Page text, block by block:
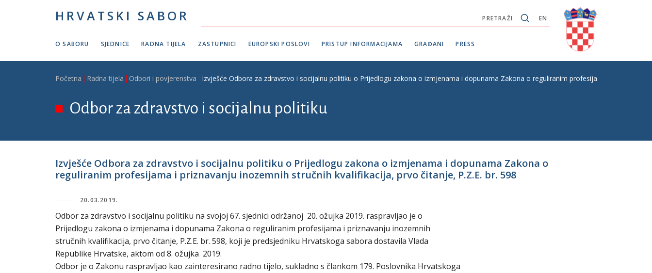
HRVATSKI SABOR EN
PRETRAŽI
O SABORU SJEDNICE RADNA TIJELA ZASTUPNICI EUROPSKI POSLOVI PRISTUP INFORMACIJAMA GRAĐANI PRESS
Breadcrumb
Početna Radna tijela Odbori i povjerenstva Izvješće Odbora za zdravstvo i socijalnu politiku o Prijedlogu zakona o izmjenama i dopunama Zakona o reguliranim profesijama i priznavanju
Odbor za zdravstvo i socijalnu politiku
Izvješće Odbora za zdravstvo i socijalnu politiku o Prijedlogu zakona o izmjenama i dopunama Zakona o
reguliranim profesijama i priznavanju inozemnih stručnih kvalifikacija, prvo čitanje, P.Z.E. br. 598
20.03.2019.
Odbor za zdravstvo i socijalnu politiku na svojoj 67. sjednici održanoj 20. ožujka 2019. raspravljao je o
Prijedlogu zakona o izmjenama i dopunama Zakona o reguliranim profesijama i priznavanju inozemnih
stručnih kvalifikacija, prvo čitanje, P.Z.E. br. 598, koji je predsjedniku Hrvatskoga sabora dostavila Vlada
Republike Hrvatske, aktom od 8. ožujka 2019.
Odbor je o Zakonu raspravljao kao zainteresirano radno tijelo, sukladno s člankom 179. Poslovnika Hrvatskoga